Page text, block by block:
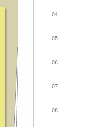
04
05
06
07
08